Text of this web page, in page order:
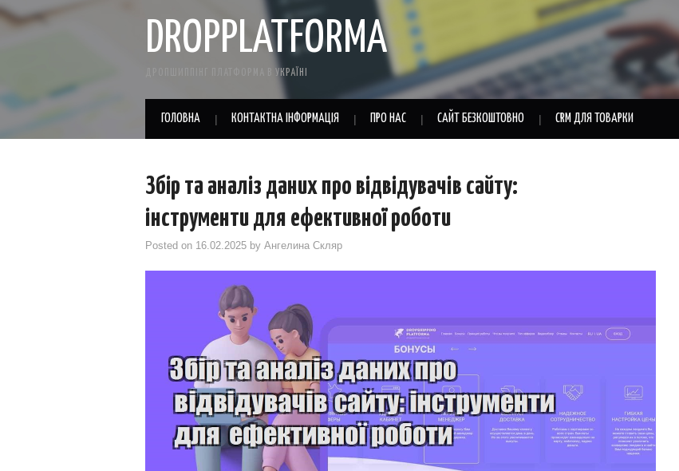
DROPPLATFORMA
ДРОПШИППІНГ ПЛАТФОРМА В УКРАЇНІ
ГОЛОВНА КОНТАКТНА ІНФОРМАЦІЯ ПРО НАС САЙТ БЕЗКОШТОВНО CRM ДЛЯ ТОВАРКИ
Збір та аналіз даних про відвідувачів сайту:
інструменти для ефективної роботи
Posted on 16.02.2025 by Ангелина Скляр